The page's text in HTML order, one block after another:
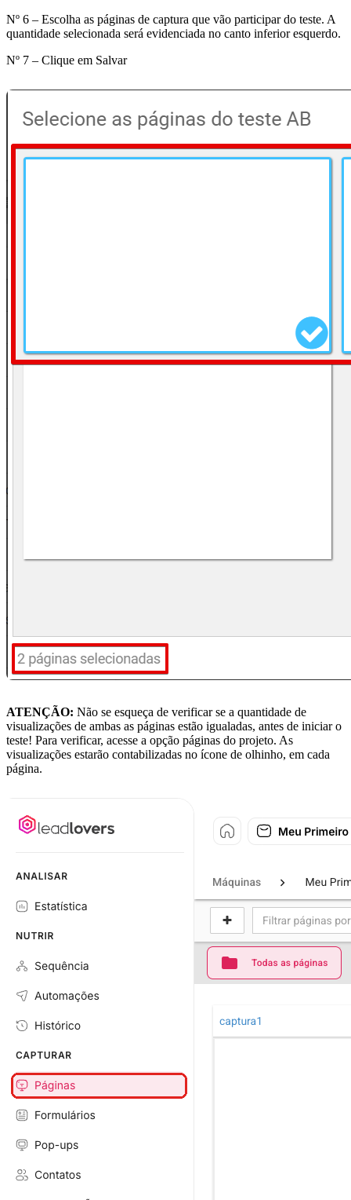
Nº 6 – Escolha as páginas de captura que vão participar do teste. A
quantidade selecionada será evidenciada no canto inferior esquerdo.
Nº 7 – Clique em Salvar
ATENÇÃO: Não se esqueça de verificar se a quantidade de
visualizações de ambas as páginas estão igualadas, antes de iniciar o
teste! Para verificar, acesse a opção páginas do projeto. As
visualizações estarão contabilizadas no ícone de olhinho, em cada
página.